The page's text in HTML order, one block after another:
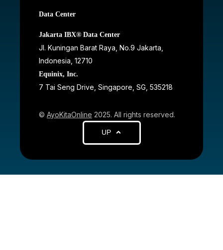
Data Center
Jakarta IBX® Data Center
JI. Kuningan Barat Raya, No.9 Jakarta,
Indonesia, 12710
Equinix, Inc.
7 Tai Seng Drive, Singapore, SG, 535218
© AyoKitaOnline 2025. All rights reserved.
UP